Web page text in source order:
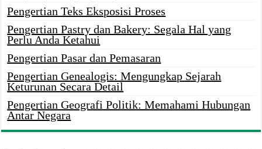
Pengertian Teks Eksposisi Proses
Pengertian Pastry dan Bakery: Segala Hal yang
Perlu Anda Ketahui
Pengertian Pasar dan Pemasaran
Pengertian Genealogis: Mengungkap Sejarah
Keturunan Secara Detail
Pengertian Geografi Politik: Memahami Hubungan
Antar Negara